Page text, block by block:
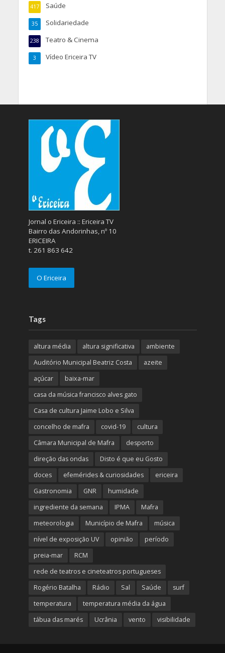
Saúde
417
Solidariedade
35
Teatro & Cinema
238
Vídeo Ericeira TV
3
Jornal o Ericeira :: Ericeira TV
Bairro das Andorinhas, nº 10
ERICEIRA
t. 261 863 642
O Ericeira
Tags
altura média altura significativa
ambiente
Auditório Municipal Beatriz Costa
azeite
açúcar
baixa-mar
casa da música francisco alves gato
Casa de cultura Jaime Lobo e Silva
concelho de mafra
covid-19
cultura
Câmara Municipal de Mafra
desporto
direção das ondas
Disto é que eu Gosto
doces
efemérides & curiosidades
ericeira
Gastronomia
GNR
humidade
ingrediente da semana
IPMA
Mafra
meteorologia
Município de Mafra
música
nível de exposição UV
opinião
período
preia-mar
RCM
rede de teatros e cineteatros portugueses
Rogério Batalha
Rádio Sal Saúde
surf
temperatura
temperatura média da água
tábua das marés
Ucrânia vento visibilidade